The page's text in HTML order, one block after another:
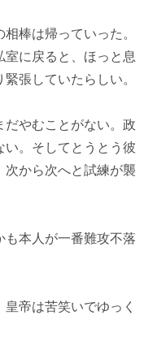
棒は帰っていった。
に戻ると、ほっと息
張していたらしい。
やむことがない。政
い。そしてとうとう彼
次から次へと試練が襲
本人が一番難攻不落
帝は苦笑いでゆっく